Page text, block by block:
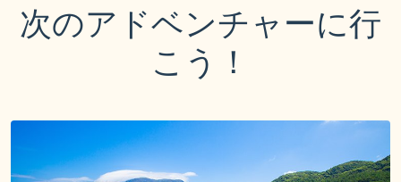
次のアドベンチャーに行
こう！